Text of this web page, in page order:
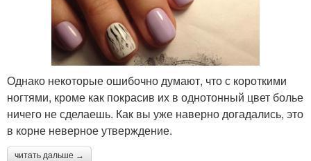
Однако некоторые ошибочно думают, что с короткими
ногтями, кроме как покрасив их в однотонный цвет болье
ничего не сделаешь. Как вы уже наверно догадались, это
в корне неверное утверждение.
читать дальше →